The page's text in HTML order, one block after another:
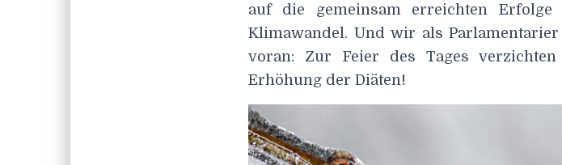
auf die gemeinsam erreichten
Klimawandel. Und wir als
voran: Zur Feier des Tages
Erhöhung der Diäten!